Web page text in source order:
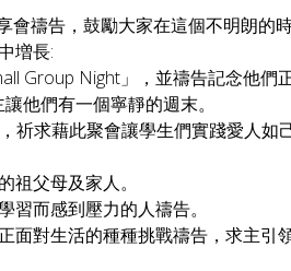
禱告，鼓勵大家在這個不明朗的時
増長:
Group Night」，並禱告記念他們
他們有一個寧靜的週末。
求藉此聚會讓學生們實踐愛人如
父母及家人。
而感到壓力的人禱告。
對生活的種種挑戰禱告，求主引領